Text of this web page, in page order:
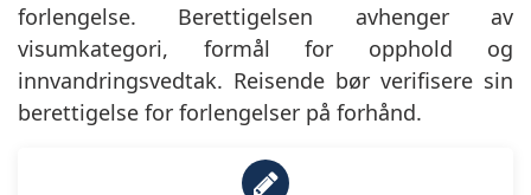
forlengelse. Berettigelsen avhenger av
visumkategori, formål for opphold og
innvandringsvedtak. Reisende bør verifisere sin
berettigelse for forlengelser på forhånd.